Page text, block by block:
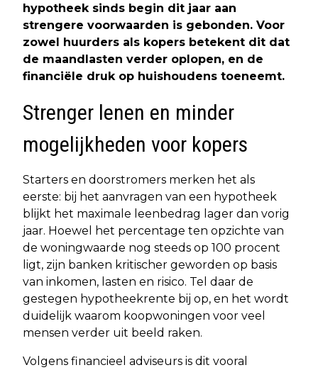
hypotheek sinds begin dit jaar aan
strengere voorwaarden is gebonden. Voor
zowel huurders als kopers betekent dit dat
de maandlasten verder oplopen, en de
financiële druk op huishoudens toeneemt.
Strenger lenen en minder
mogelijkheden voor kopers
Starters en doorstromers merken het als
eerste: bij het aanvragen van een hypotheek
blijkt het maximale leenbedrag lager dan vorig
jaar. Hoewel het percentage ten opzichte van
de woningwaarde nog steeds op 100 procent
ligt, zijn banken kritischer geworden op basis
van inkomen, lasten en risico. Tel daar de
gestegen hypotheekrente bij op, en het wordt
duidelijk waarom koopwoningen voor veel
mensen verder uit beeld raken.
Volgens financieel adviseurs is dit vooral